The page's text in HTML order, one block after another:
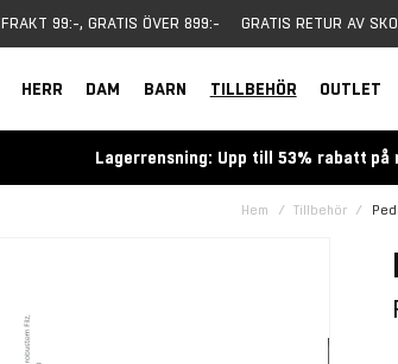
FRAKT 99:-, GRATIS ÖVER 899:- GRATIS RETUR AV
HERR DAM BARN TILLBEHÖR OUTLET
Lagerrensning: Upp till 53% rabatt på
Hem Tillbehör